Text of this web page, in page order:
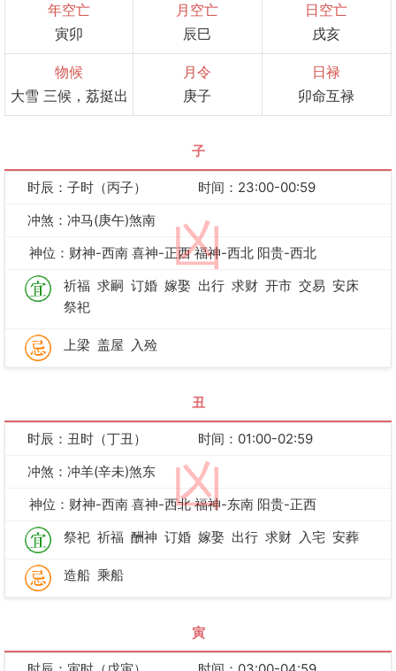
年空亡
寅卯
月空亡
辰巳
日空亡
戌亥
物候
大雪 三候，荔挺出
月令
庚子
日禄
卯命互禄
子
凶
时辰：子时（丙子）
时间：23:00-00:59
冲煞：冲马(庚午)煞南
神位：财神-西南 喜神-正西 福神-西北 阳贵-西北
祈福 求嗣 订婚 嫁娶 出行 求财 开市 交易 安床
祭祀
上梁 盖屋 入殓
丑
凶
时辰：丑时（丁丑）
时间：01:00-02:59
冲煞：冲羊(辛未)煞东
神位：财神-西南 喜神-西北 福神-东南 阳贵-正西
祭祀 祈福 酬神 订婚 嫁娶 出行 求财 入宅 安葬
造船 乘船
寅